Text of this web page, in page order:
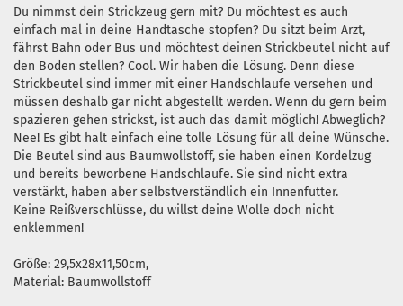
Du nimmst dein Strickzeug gern mit? Du möchtest es auch
einfach mal in deine Handtasche stopfen? Du sitzt beim Arzt,
fährst Bahn oder Bus und möchtest deinen Strickbeutel nicht auf
den Boden stellen? Cool. Wir haben die Lösung. Denn diese
Strickbeutel sind immer mit einer Handschlaufe versehen und
müssen deshalb gar nicht abgestellt werden. Wenn du gern beim
spazieren gehen strickst, ist auch das damit möglich! Abweglich?
Nee! Es gibt halt einfach eine tolle Lösung für all deine Wünsche.
Die Beutel sind aus Baumwollstoff, sie haben einen Kordelzug
und bereits beworbene Handschlaufe. Sie sind nicht extra
verstärkt, haben aber selbstverständlich ein Innenfutter.
Keine Reißverschlüsse, du willst deine Wolle doch nicht
enklemmen!
Größe: 29,5x28x11,50cm,
Material: Baumwollstoff